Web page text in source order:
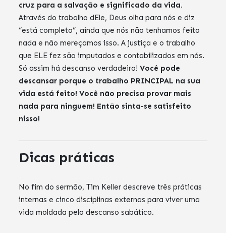
cruz para a salvação e significado da vida.
Através do trabalho dEle, Deus olha para nós e diz
“está completo”, ainda que nós não tenhamos feito
nada e não mereçamos isso. A justiça e o trabalho
que ELE fez são imputados e contabilizados em nós.
Só assim há descanso verdadeiro!Você pode
descansar porque o trabalho PRINCIPAL na sua
vida está feito! Você não precisa provar mais
nada para ninguem! Então sinta-se satisfeito
nisso!
Dicas práticas
No fim do sermão, Tim Keller descreve três práticas
internas e cinco disciplinas externas para viver uma
vida moldada pelo descanso sabático.